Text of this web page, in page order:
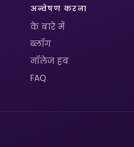
अन्वेषण करना
के बारे में
ब्लॉग
नॉलेज हब
FAQ